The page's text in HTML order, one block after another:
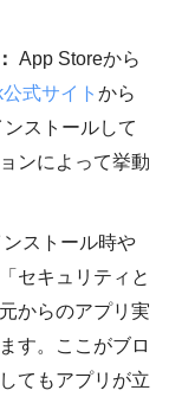
App Storeから
式サイト から
ストールして
ンによって挙動
ンストール時や
セキュリティと
からのアプリ実
す。ここがブロ
てもアプリが立